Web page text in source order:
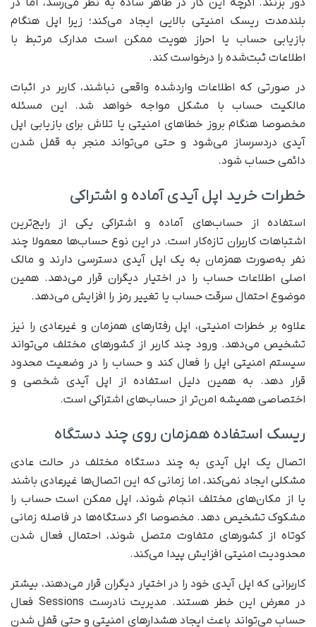
بلندمدت ریسک امنیتی بالایی ایجاد می‌کند؛ زیرا اپل هنگام
بازیابی حساب یا احراز هویت ممکن است مدارک مرتبط با
اطلاعات ثبت‌شده را درخواست کند.
در صورتی که اطلاعات واردشده واقعی نباشند، کاربر در اثبات
مالکیت حساب با مشکل مواجه خواهد شد. این مسئله
مخصوصا هنگام بروز خطاهای امنیتی یا تلاش برای بازیابی اپل
آیدی دردسرساز می‌شود و حتی می‌تواند منجر به قفل شدن
دائمی حساب شود.
خطرات خرید اپل آیدی آماده و اشتراکی
استفاده از حساب‌های آماده و اشتراکی یکی از رایج‌ترین
اشتباهات کاربران تازه‌کار است. در این نوع حساب‌ها معمولا چند
نفر به‌صورت همزمان به یک اپل آیدی دسترسی دارند و مالک
اصلی اطلاعات حساب را در اختیار دیگران قرار می‌دهد. همین
موضوع احتمال سرقت حساب یا تغییر رمز را افزایش می‌دهد.
علاوه بر خطرات امنیتی، اپل رفتارهای همزمان و غیرعادی را نیز
تشخیص می‌دهد. ورود چند کاربر از کشورهای مختلف می‌تواند
سیستم امنیتی اپل را فعال کند و حساب را در وضعیت محدود
قرار دهد. به همین دلیل استفاده از اپل آیدی شخصی و
اختصاصی همیشه امن‌تر از حساب‌های اشتراکی است.
ریسک استفاده همزمان روی چند دستگاه
اتصال یک اپل آیدی به چند دستگاه مختلف در حالت عادی
مشکلی ایجاد نمی‌کند، اما زمانی که این اتصال‌ها غیرعادی باشند
یا از مکان‌های مختلف انجام شوند، اپل ممکن است حساب را
مشکوک تشخیص دهد. مخصوصا اگر دستگاه‌ها در فاصله زمانی
کوتاه از کشورهای متفاوت متصل شوند، احتمال فعال شدن
محدودیت امنیتی افزایش پیدا می‌کند.
کاربرانی که اپل آیدی خود را در اختیار دیگران قرار می‌دهند، بیشتر
در معرض این خطر هستند. مدیریت نادرست Sessions فعال
حساب می‌تواند باعث ایجاد هشدارهای امنیتی و حتی قفل شدن